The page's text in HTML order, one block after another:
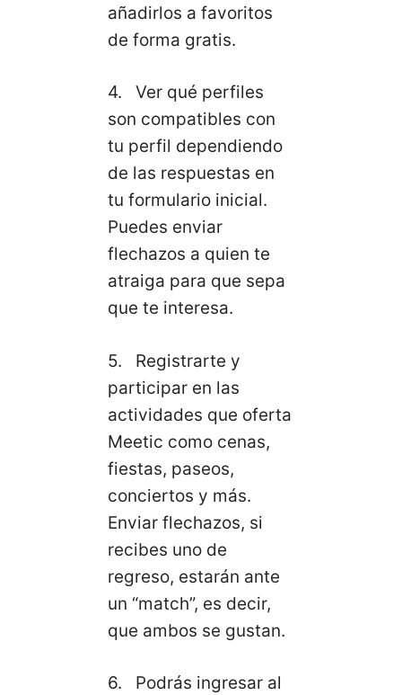
añadirlos a favoritos
de forma gratis.
4. Ver qué perfiles
son compatibles con
tu perfil dependiendo
de las respuestas en
tu formulario inicial.
Puedes enviar
flechazos a quien te
atraiga para que sepa
que te interesa.
5. Registrarte y
participar en las
actividades que oferta
Meetic como cenas,
fiestas, paseos,
conciertos y más.
Enviar flechazos, si
recibes uno de
regreso, estarán ante
un “match”, es decir,
que ambos se gustan.
6. Podrás ingresar al